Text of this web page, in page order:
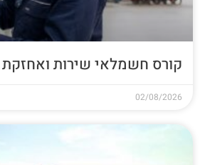
קורס חשמלאי שירות ואחזקת
02/08/2026